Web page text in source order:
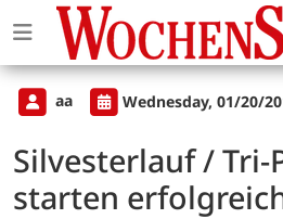
aa Wednesday, 01/20/
Silvesterlauf / Tri-
starten